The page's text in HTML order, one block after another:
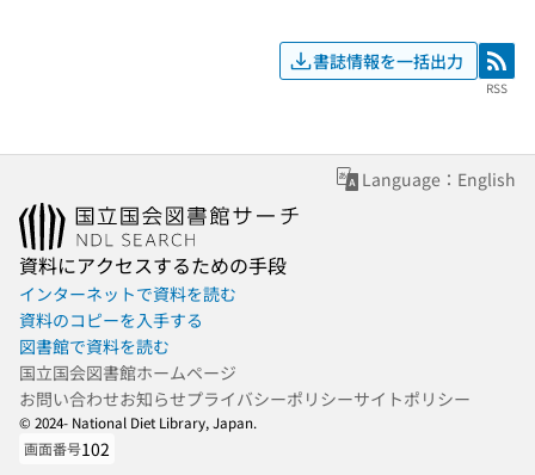
書誌情報を一括出力 RSS
RSS
Language：English
資料にアクセスするための手段
インターネットで資料を読む
資料のコピーを入手する
図書館で資料を読む
国立国会図書館ホームページ
お問い合わせお知らせプライバシーポリシーサイトポリシー
© 2024- National Diet Library, Japan.
画面番号102